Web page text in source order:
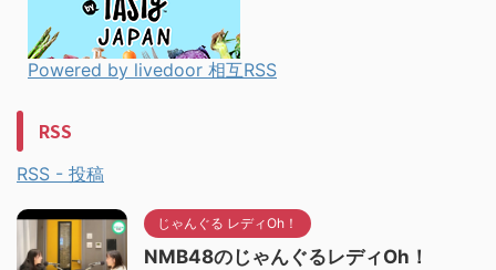
Powered by livedoor 相互RSS
RSS
RSS - 投稿
じゃんぐる レディOh！
NMB48のじゃんぐるレディOh！